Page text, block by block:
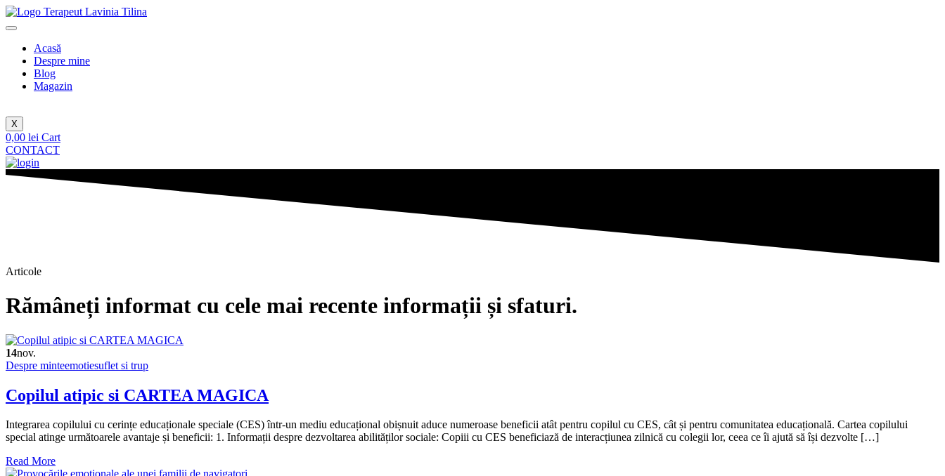
Sari
la
Acasă
Despre mine
Blog
Magazin
X
0,00 lei Cart
CONTACT
Articole
Rămâneți informat cu cele mai recente informații și sfaturi.
14nov.
Despre minteemotiesuflet si trup
Copilul atipic si CARTEA MAGICA
Integrarea copilului cu cerințe educaționale speciale (CES) într-un mediu educațional obișnuit aduce numeroase beneficii atât pentru copilul cu CES, cât și pentru comunitatea educațională. Cartea copilului
special atinge următoarele avantaje și beneficii: 1. Informații despre dezvoltarea abilităților sociale: Copiii cu CES beneficiază de interacțiunea zilnică cu colegii lor, ceea ce îi ajută să își dezvolte […]
Read More